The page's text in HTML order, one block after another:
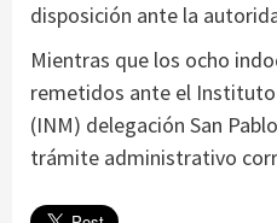
disposición ante la
Mientras que los ocho
remetidos ante el
(INM) delegación San
trámite administrativo